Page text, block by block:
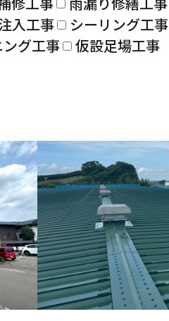
入工事 シーリング工事
グ工事 仮設足場工事